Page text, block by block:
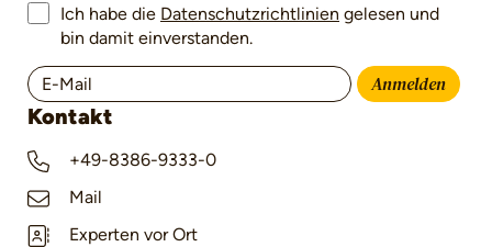
Ich habe die Datenschutzrichtlinien gelesen und
bin damit einverstanden.
Anmelden
Kontakt
+49-8386-9333-0
Mail
Experten vor Ort